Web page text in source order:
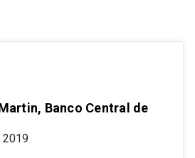
Banco Central de
2019